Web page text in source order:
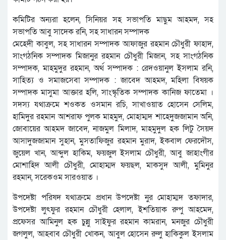
কমিটির অন্যরা হলেন, সিনিয়র সহ সভাপতি মাছুম আহমদ, সহ
সভাপতি আবু সাদেক রনি, সহ সাধারন সম্পাদক
মেহেদী কাবুল, সহ সাধারন সম্পাদক আফাজুর রহমান চৌধুরী ফাহাদ,
সাংগঠনিক সম্পাদক মিজানুর রহমান চৌধুরী মিজান, সহ সাংগঠনিক
সম্পাদক, মাহমুদুর রহমান, অর্থ সম্পাদক : রেদওয়ানুল ইসলাম রনি,
সাহিত্য ও সমাজসেবা সম্পাদক : জাবেদ আহমদ, মহিলা বিষয়ক
সম্পাদক মাসুমা আক্তার হলি, সাংস্কৃতিক সম্পাদক কানিজ ফাতেমা ।
সদস্য যথাক্রমে শওকত ওসমান রচি, সাখাওয়াত হোসেন সেলিম,
হামিদুর রহমান আশরাফ পুলক মাহমুদ, মোহাম্মদ শাহেদুজজামান অনি,
জোবায়ের আহমদ জাবেদ, নাজমুল মিলাদ, মাহমুদুল হক লিটু সৈয়দ
আসাদুজজামান সুহান, মুসতাফিজুর রহমান মুরাদ, ইকবাল ফেরদৌস,
জুয়েল খান, আব্দুল হাকিম, ফয়জুল ইসলাম চৌধুরী, আবু জাহাংগীর
মোশাহিদ আলী চৌধুরী, মোহাম্মদ ফয়ছল, মাকসুদ আলী, মুমিনুর
রহমান, সরেকওম সারওয়াত ।
উপদেষ্টা পরিষদ যথাক্রমে প্রধান উপদেষ্টা নুর মোহাম্মদ তফাদার,
উপদেষ্টা লুৎফুর রহমান চৌধুরী হেলাল, ইশতিয়াক রুপু আহমেদ,
প্রফেসর আমিনুল হক চুন্নু সাইফুর রহমান কামরান, মনজুর চৌধুরী
জগলুল, আহবাব চৌধুরী খোকন, আবুল হোসেন রুলু হাকিকুল ইসলাম